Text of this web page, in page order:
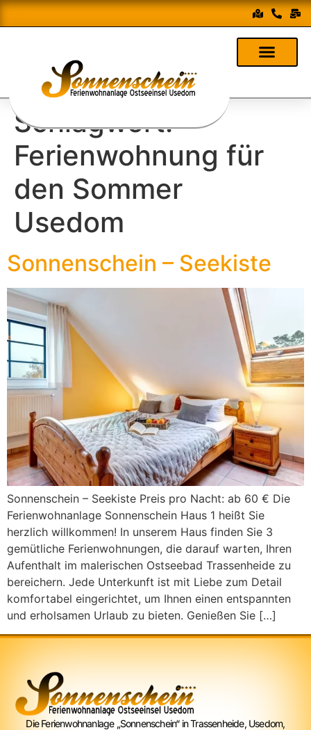
Schlagwort:
Ferienwohnung für
den Sommer
Usedom
Sonnenschein – Seekiste
Sonnenschein – Seekiste Preis pro Nacht: ab 60 € Die
Ferienwohnanlage Sonnenschein Haus 1 heißt Sie
herzlich willkommen! In unserem Haus finden Sie 3
gemütliche Ferienwohnungen, die darauf warten, Ihren
Aufenthalt im malerischen Ostseebad Trassenheide zu
bereichern. Jede Unterkunft ist mit Liebe zum Detail
komfortabel eingerichtet, um Ihnen einen entspannten
und erholsamen Urlaub zu bieten. Genießen Sie […]
Die Ferienwohnanlage „Sonnenschein“ in Trassenheide, Usedom,